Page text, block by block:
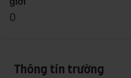
0
Thông tin trường